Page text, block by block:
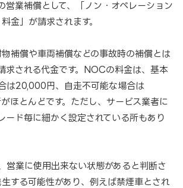
営業補償として、「ノン・オペレーション
金」が請求されます。
補償や車両補償などの事故時の補償とは
求される代金です。NOCの料金は、基本
は20,000円、自走不可能な場合は
ほとんどです。ただし、サービス業者に
ード毎に細かく設定されている所もあり
営業に使用出来ない状態があると判断さ
する可能性があり、例えば禁煙車とされ